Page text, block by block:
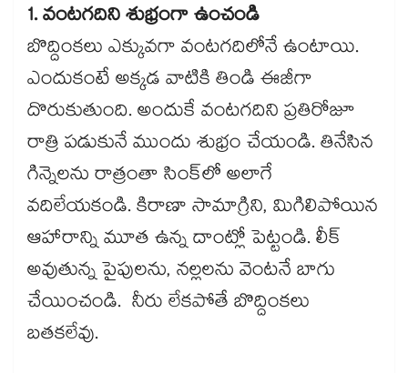
1. వంటగదిని శుభ్రంగా ఉంచండి
బొద్దింకలు ఎక్కువగా వంటగదిలోనే ఉంటాయి.
ఎందుకంటే అక్కడ వాటికి తిండి ఈజీగా
దొరుకుతుంది. అందుకే వంటగదిని ప్రతిరోజూ
రాత్రి పడుకునే ముందు శుభ్రం చేయండి. తినేసిన
గిన్నెలను రాత్రంతా సింక్‌లో అలాగే
వదిలేయకండి. కిరాణా సామాగ్రిని, మిగిలిపోయిన
ఆహారాన్ని మూత ఉన్న దాంట్లో పెట్టండి. లీక్
అవుతున్న పైపులను, నల్లలను వెంటనే బాగు
చేయించండి. నీరు లేకపోతే బొద్దింకలు
బతకలేవు.